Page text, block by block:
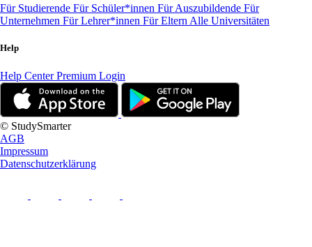
Für Studierende Für Schüler*innen Für Auszubildende Für
Unternehmen Für Lehrer*innen Für Eltern Alle Universitäten
Help
Help CenterPremium Login
© StudySmarter
AGB
Impressum
Datenschutzerklärung